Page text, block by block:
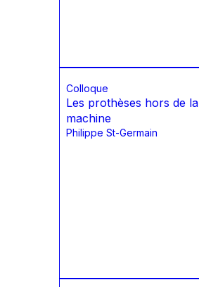
Colloque
Les prothèses hors de la
machine
Philippe St-Germain